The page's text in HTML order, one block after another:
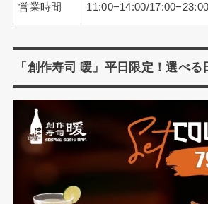
営業時間 11:00−14:00/17:00−23:00
「創作寿司 暖」平日限定！選べる